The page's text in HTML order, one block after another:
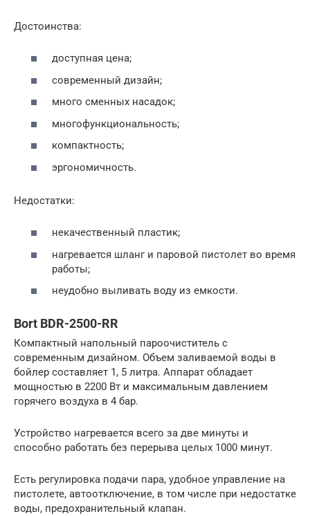
Достоинства:
доступная цена;
современный дизайн;
много сменных насадок;
многофункциональность;
компактность;
эргономичность.
Недостатки:
некачественный пластик;
нагревается шланг и паровой пистолет во время
работы;
неудобно выливать воду из емкости.
Bort BDR-2500-RR
Компактный напольный пароочиститель с
современным дизайном. Объем заливаемой воды в
бойлер составляет 1, 5 литра. Аппарат обладает
мощностью в 2200 Вт и максимальным давлением
горячего воздуха в 4 бар.
Устройство нагревается всего за две минуты и
способно работать без перерыва целых 1000 минут.
Есть регулировка подачи пара, удобное управление на
пистолете, автоотключение, в том числе при недостатке
воды, предохранительный клапан.